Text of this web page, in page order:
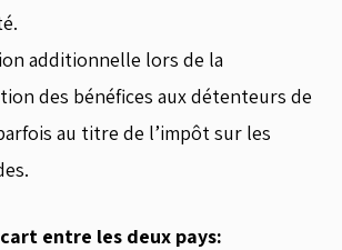
additionnelle lors de la
des bénéfices aux détenteurs de
au titre de l’impôt sur les
entre les deux pays: